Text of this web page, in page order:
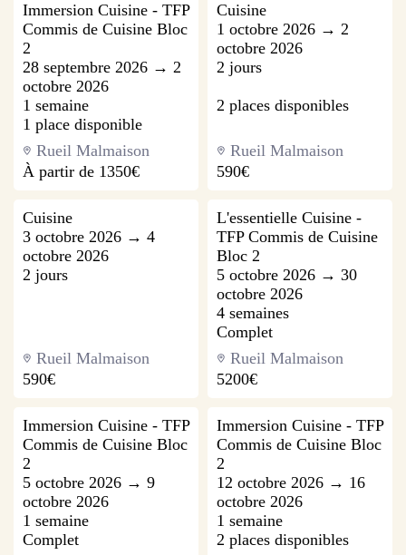
Immersion Cuisine - TFP
Commis de Cuisine Bloc
2
28 septembre 2026 → 2
octobre 2026
1 semaine
1 place disponible
Rueil Malmaison
À partir de 1350€
Cuisine
1 octobre 2026 → 2
octobre 2026
2 jours
2 places disponibles
Rueil Malmaison
590€
Cuisine
3 octobre 2026 → 4
octobre 2026
2 jours
Rueil Malmaison
590€
L'essentielle Cuisine -
TFP Commis de Cuisine
Bloc 2
5 octobre 2026 → 30
octobre 2026
4 semaines
Complet
Rueil Malmaison
5200€
Immersion Cuisine - TFP
Commis de Cuisine Bloc
2
5 octobre 2026 → 9
octobre 2026
1 semaine
Complet
Immersion Cuisine - TFP
Commis de Cuisine Bloc
2
12 octobre 2026 → 16
octobre 2026
1 semaine
2 places disponibles